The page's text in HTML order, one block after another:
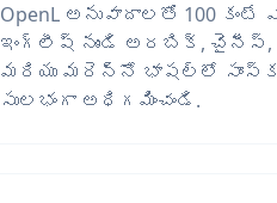
OpenL అనువాదాలతో 100
ఇంగ్లీష్ నుండి అరబిక్,
మరియు మరెన్నో భాషల్లో
సులభంగా అధిగమించండి.